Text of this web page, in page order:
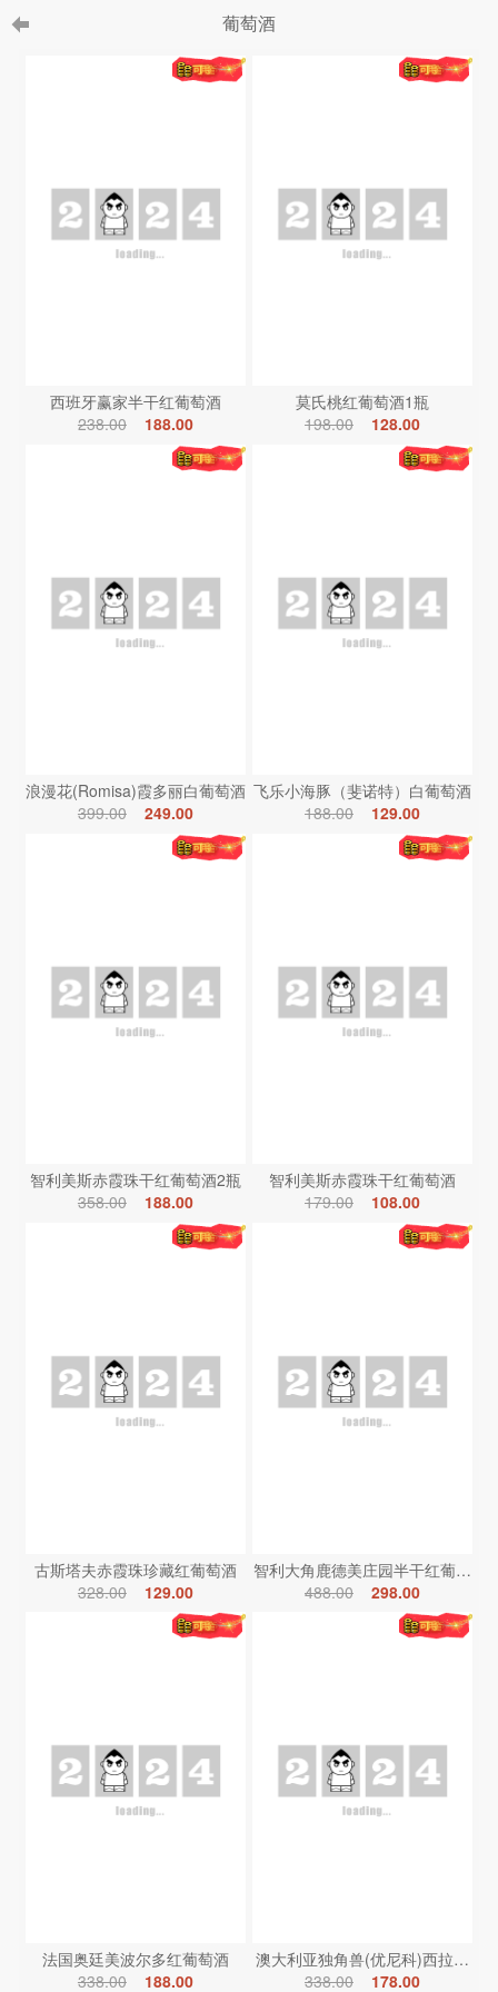
葡萄酒
西班牙赢家半干红葡萄酒
238.00
188.00
莫氏桃红葡萄酒1瓶
198.00
128.00
浪漫花(Romisa)霞多丽白葡萄酒
399.00
249.00
飞乐小海豚（斐诺特）白葡萄酒
188.00
129.00
智利美斯赤霞珠干红葡萄酒2瓶
358.00
188.00
智利美斯赤霞珠干红葡萄酒
179.00
108.00
古斯塔夫赤霞珠珍藏红葡萄酒
328.00
129.00
智利大角鹿德美庄园半干红葡萄酒
488.00
298.00
法国奥廷美波尔多红葡萄酒
338.00
188.00
澳大利亚独角兽(优尼科)西拉红葡
338.00
178.00